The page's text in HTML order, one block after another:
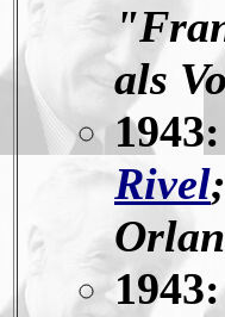
als
1943:
Rivel